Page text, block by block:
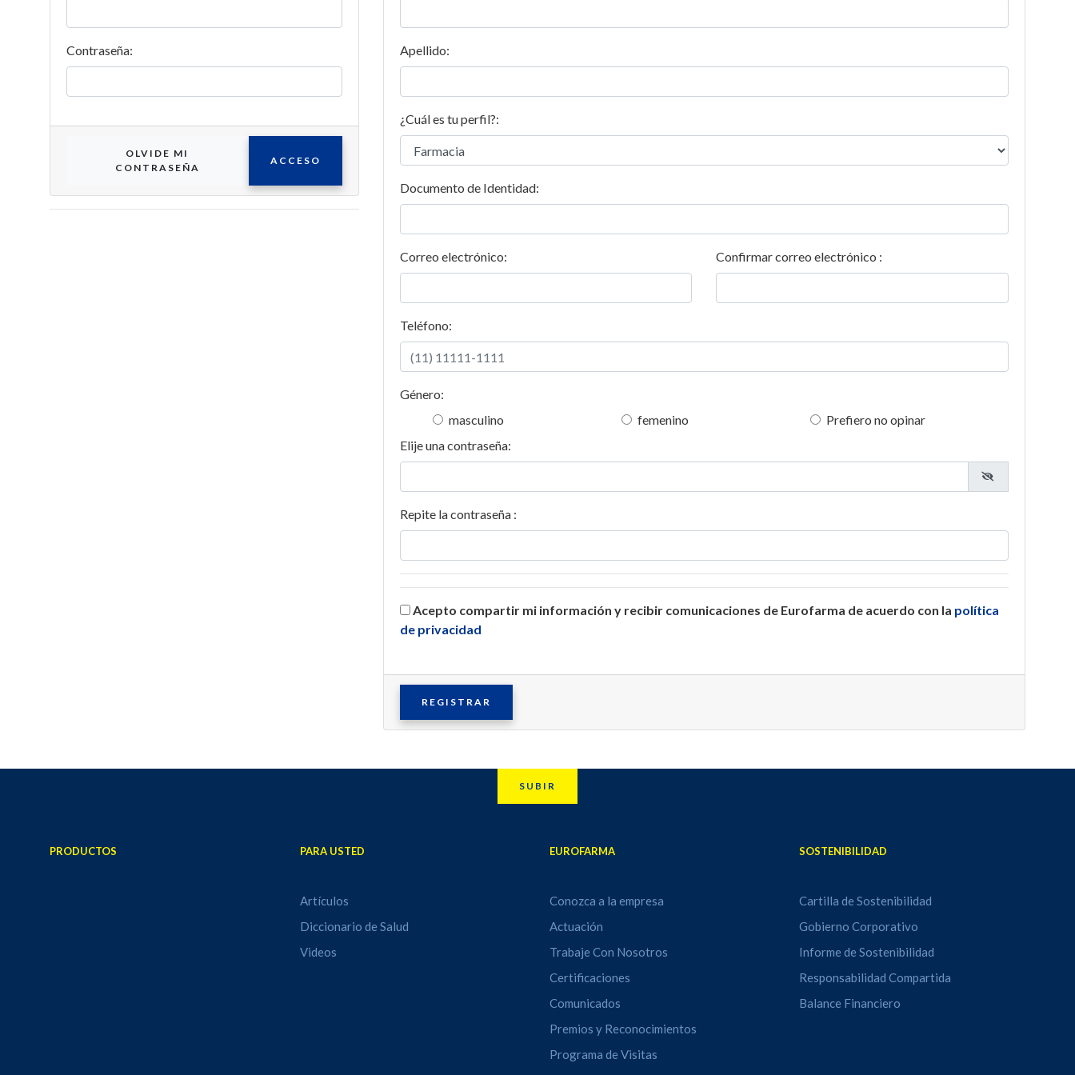
Contraseña:
OLVIDE MI
CONTRASEÑA
ACCESO
Apellido:
¿Cuál es tu perfil?:
Documento de Identidad:
Correo electrónico: Confirmar correo electrónico :
Teléfono:
Género:
masculino
femenino
Prefiero no opinar
Elije una contraseña:
Repite la contraseña :
Acepto compartir mi información y recibir comunicaciones de Eurofarma de acuerdo con la política
de privacidad
REGISTRAR
SUBIR
PRODUCTOS PARA USTED
Artículos
Diccionario de Salud
Videos
EUROFARMA
Conozca a la empresa
Actuación
Trabaje Con Nosotros
Certificaciones
Comunicados
Premios y Reconocimientos
Programa de Visitas
SOSTENIBILIDAD
Cartilla de Sostenibilidad
Gobierno Corporativo
Informe de Sostenibilidad
Responsabilidad Compartida
Balance Financiero